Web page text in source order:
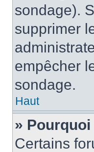
sondage).
supprimer
empêcher
sondage.
Haut
»
Certains